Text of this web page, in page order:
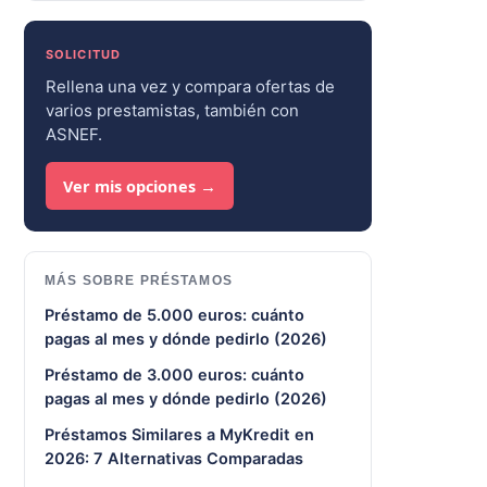
SOLICITUD
Rellena una vez y compara ofertas de
varios prestamistas, también con
ASNEF.
Ver mis opciones →
MÁS SOBRE PRÉSTAMOS
Préstamo de 5.000 euros: cuánto
pagas al mes y dónde pedirlo (2026)
Préstamo de 3.000 euros: cuánto
pagas al mes y dónde pedirlo (2026)
Préstamos Similares a MyKredit en
2026: 7 Alternativas Comparadas